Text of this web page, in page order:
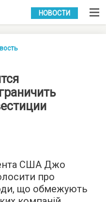
УКР РУС
НОВОСТИ
США Джо
про
що обмежують